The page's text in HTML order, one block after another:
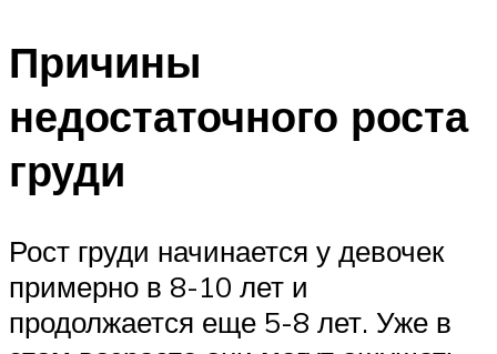
Причины
недостаточного роста
груди
Рост груди начинается у девочек
примерно в 8-10 лет и
продолжается еще 5-8 лет. Уже в